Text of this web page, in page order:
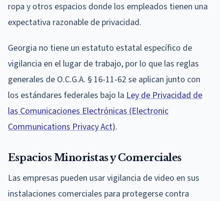
ropa y otros espacios donde los empleados tienen una
expectativa razonable de privacidad.
Georgia no tiene un estatuto estatal específico de
vigilancia en el lugar de trabajo, por lo que las reglas
generales de O.C.G.A. § 16-11-62 se aplican junto con
los estándares federales bajo la Ley de Privacidad de
las Comunicaciones Electrónicas (Electronic
Communications Privacy Act).
Espacios Minoristas y Comerciales
Las empresas pueden usar vigilancia de video en sus
instalaciones comerciales para protegerse contra